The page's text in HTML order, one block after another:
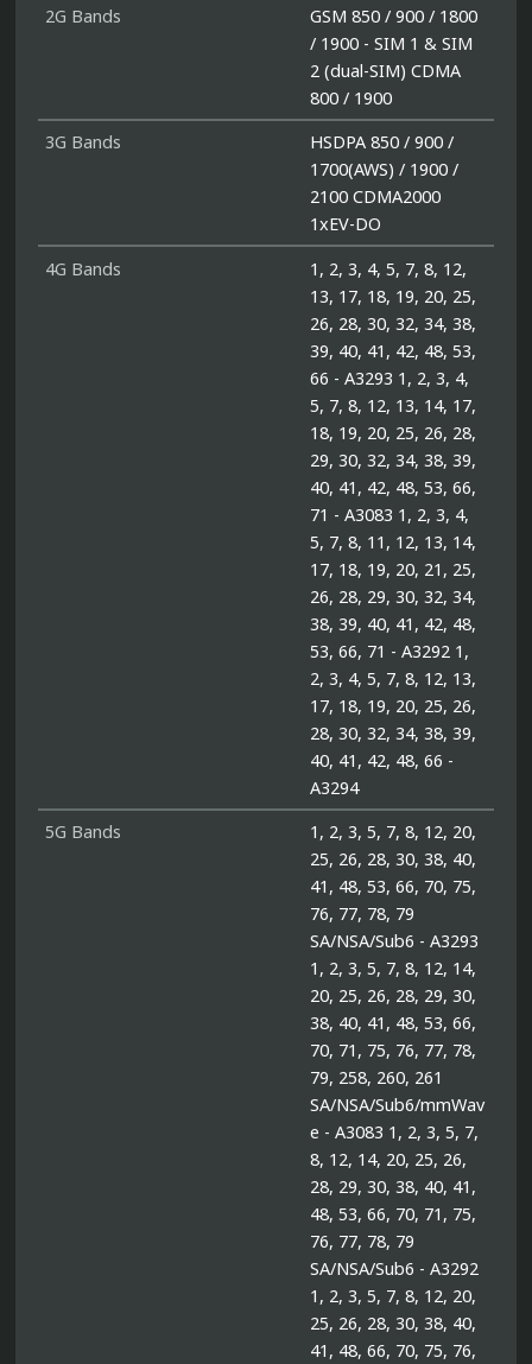
2G Bands
GSM 850 / 900 / 1800
/ 1900 - SIM 1 & SIM
2 (dual-SIM) CDMA
800 / 1900
3G Bands
HSDPA 850 / 900 /
1700(AWS) / 1900 /
2100 CDMA2000
1xEV-DO
4G Bands
1, 2, 3, 4, 5, 7, 8, 12,
13, 17, 18, 19, 20, 25,
26, 28, 30, 32, 34, 38,
39, 40, 41, 42, 48, 53,
66 - A3293 1, 2, 3, 4,
5, 7, 8, 12, 13, 14, 17,
18, 19, 20, 25, 26, 28,
29, 30, 32, 34, 38, 39,
40, 41, 42, 48, 53, 66,
71 - A3083 1, 2, 3, 4,
5, 7, 8, 11, 12, 13, 14,
17, 18, 19, 20, 21, 25,
26, 28, 29, 30, 32, 34,
38, 39, 40, 41, 42, 48,
53, 66, 71 - A3292 1,
2, 3, 4, 5, 7, 8, 12, 13,
17, 18, 19, 20, 25, 26,
28, 30, 32, 34, 38, 39,
40, 41, 42, 48, 66 -
A3294
5G Bands
1, 2, 3, 5, 7, 8, 12, 20,
25, 26, 28, 30, 38, 40,
41, 48, 53, 66, 70, 75,
76, 77, 78, 79
SA/NSA/Sub6 - A3293
1, 2, 3, 5, 7, 8, 12, 14,
20, 25, 26, 28, 29, 30,
38, 40, 41, 48, 53, 66,
70, 71, 75, 76, 77, 78,
79, 258, 260, 261
SA/NSA/Sub6/mmWav
e - A3083 1, 2, 3, 5, 7,
8, 12, 14, 20, 25, 26,
28, 29, 30, 38, 40, 41,
48, 53, 66, 70, 71, 75,
76, 77, 78, 79
SA/NSA/Sub6 - A3292
1, 2, 3, 5, 7, 8, 12, 20,
25, 26, 28, 30, 38, 40,
41, 48, 66, 70, 75, 76,